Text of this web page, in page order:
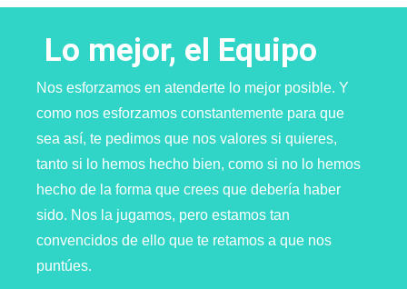
Lo mejor, el Equipo
Nos esforzamos en atenderte lo mejor posible. Y
como nos esforzamos constantemente para que
sea así, te pedimos que nos valores si quieres,
tanto si lo hemos hecho bien, como si no lo hemos
hecho de la forma que crees que debería haber
sido. Nos la jugamos, pero estamos tan
convencidos de ello que te retamos a que nos
puntúes.